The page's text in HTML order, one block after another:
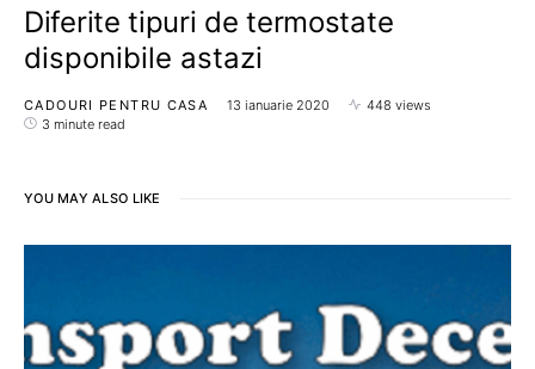
Diferite tipuri de termostate
disponibile astazi
CADOURI PENTRU CASA 13 ianuarie 2020
448 views
3 minute read
YOU MAY ALSO LIKE